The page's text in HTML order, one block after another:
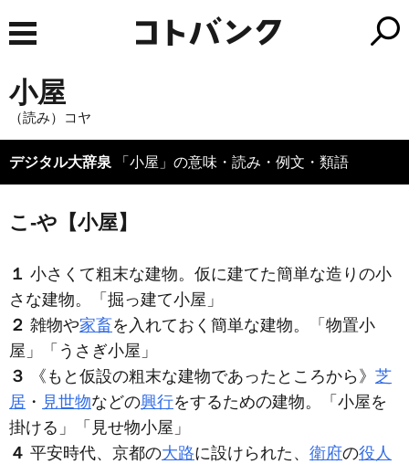
小屋
（読み）コヤ
デジタル大辞泉 「小屋」の意味・読み・例文・類語
こ‐や【小屋】
１ 小さくて粗末な建物。仮に建てた簡単な造りの小
さな建物。「掘っ建て小屋 」
２ 雑物や家畜を入れておく簡単な建物。「物置小
屋 」「うさぎ小屋 」
３
《もと仮設の粗末な建物であったところから》 芝
居 ・ 見世物などの興行をするための建物。「 小屋を
掛ける」「見せ物小屋 」
４ 平安時代、京都の大路に設けられた、 衛府の役人